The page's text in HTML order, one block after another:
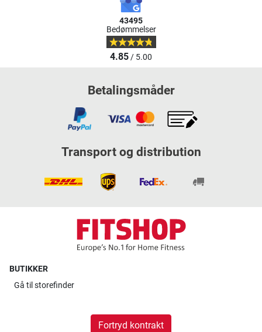
43495
Bedømmelser
4.85/ 5.00
Betalingsmåder
Transport og distribution
BUTIKKER
Gå til storefinder
Fortryd kontrakt